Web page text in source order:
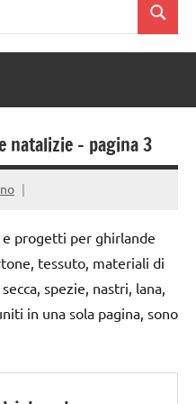
Cerca
– pagina 3
e progetti per ghirlande
tessuto, materiali di
spezie, nastri, lana,
in una sola pagina, sono